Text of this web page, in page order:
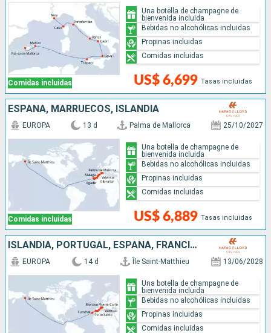
Comidas incluidas US$ 6,699 Tasas incluidas
Una botella de champagne de
bienvenida incluida
Bebidas no alcohólicas incluidas
Propinas incluidas
Comidas incluidas
ESPAÑA, MARRUECOS, ISLANDIA
Comidas incluidas
EUROPA 13 d Palma de Mallorca 25/10/2027
US$ 6,889 Tasas incluidas
Una botella de champagne de
bienvenida incluida
Bebidas no alcohólicas incluidas
Propinas incluidas
Comidas incluidas
ISLANDIA, PORTUGAL, ESPAÑA, FRANCIA, MONACO
EUROPA 14 d Île Saint-Matthieu 13/06/2028
Una botella de champagne de
bienvenida incluida
Bebidas no alcohólicas incluidas
Propinas incluidas
Comidas incluidas